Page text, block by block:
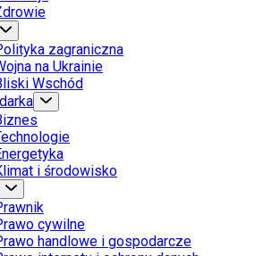
zagraniczna
na Ukrainie
Wschód
i środowisko
cywilne
handlowe i gospodarcze